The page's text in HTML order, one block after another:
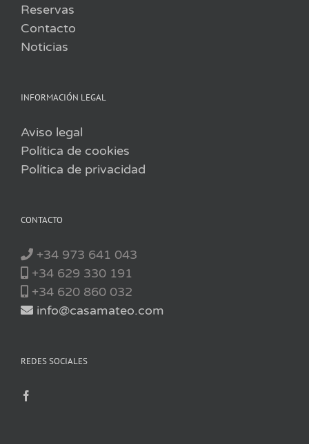
Reservas
Contacto
Noticias
INFORMACIÓN LEGAL
Aviso legal
Política de cookies
Política de privacidad
CONTACTO
+34 973 641 043
+34 629 330 191
+34 620 860 032
info@casamateo.com
REDES SOCIALES